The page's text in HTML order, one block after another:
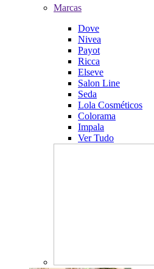
Marcas
Dove
Nivea
Payot
Ricca
Elseve
Salon Line
Seda
Lola Cosméticos
Colorama
Impala
Ver Tudo